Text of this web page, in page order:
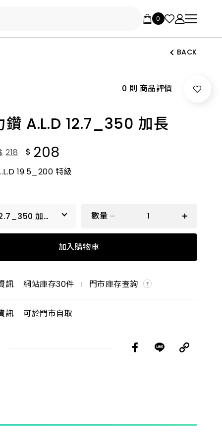
BACK
0 則 商品評價
鑽 A.L.D 12.7_350 加長
218 $ 208
19.5_200 特級
加
特級
數量
加入購物車
訊 網站庫存30件 門市庫存查詢
訊 可於門市自取